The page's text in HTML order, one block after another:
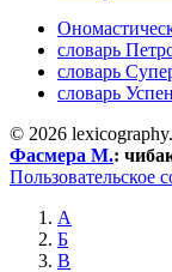
словарь
словарь
словарь
© 2026
Фасмера М.:
Пользовательское
А
Б
В